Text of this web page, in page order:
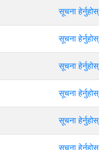
सूचना हेर्नुहोस्
सूचना हेर्नुहोस्
सूचना हेर्नुहोस्
सूचना हेर्नुहोस्
सूचना हेर्नुहोस्
सूचना हेर्नुहोस्